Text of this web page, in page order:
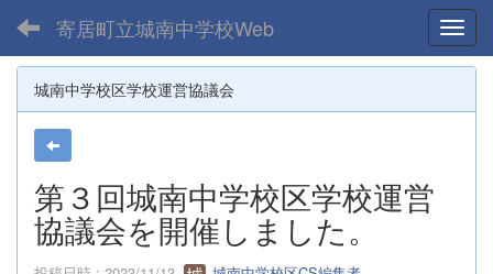
寄居町立城南中学校Web
城南中学校区学校運営協議会
第３回城南中学校区学校運営
協議会を開催しました。